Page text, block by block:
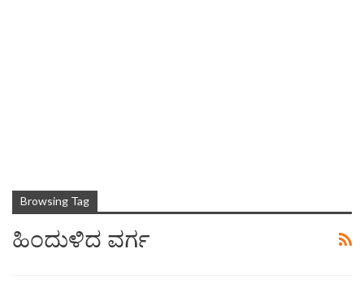
Browsing Tag
ಹಿಂದುಳಿದ ವರ್ಗ